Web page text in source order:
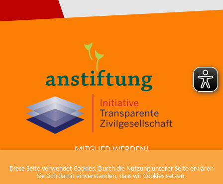
Diese Seite verwendet Cookies. Durch die Nutzung unserer Seite erklären
Sie sich damit einverstanden, dass wir Cookies setzen.
MITGLIED WERDEN!
KONTAKT